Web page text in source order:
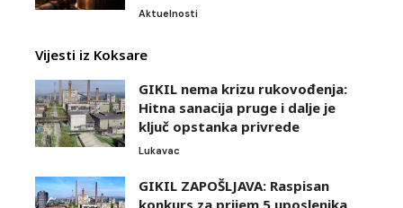
Aktuelnosti
Vijesti iz Koksare
GIKIL nema krizu rukovođenja:
Hitna sanacija pruge i dalje je
ključ opstanka privrede
Lukavac
GIKIL ZAPOŠLJAVA: Raspisan